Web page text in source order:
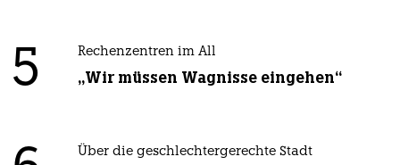
5 Rechenzentren im All
„Wir müssen Wagnisse eingehen“
Über die geschlechtergerechte Stadt